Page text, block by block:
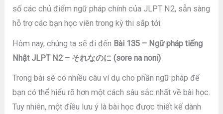
số các chủ điểm ngữ pháp chính của JLPT N2, sẵn sàng
hỗ trợ các bạn học viên trong kỳ thi sắp tới.
Hôm nay, chúng ta sẽ đi đến Bài 135 – Ngữ pháp tiếng
Nhật JLPT N2 – それなのに (sore na noni)
Trong bài sẽ có nhiều câu ví dụ cho phần ngữ pháp để
bạn có thể hiểu rõ hơn một cách sâu sắc nhất về bài học.
Tuy nhiên, một điều lưu ý là bài học được thiết kế dành